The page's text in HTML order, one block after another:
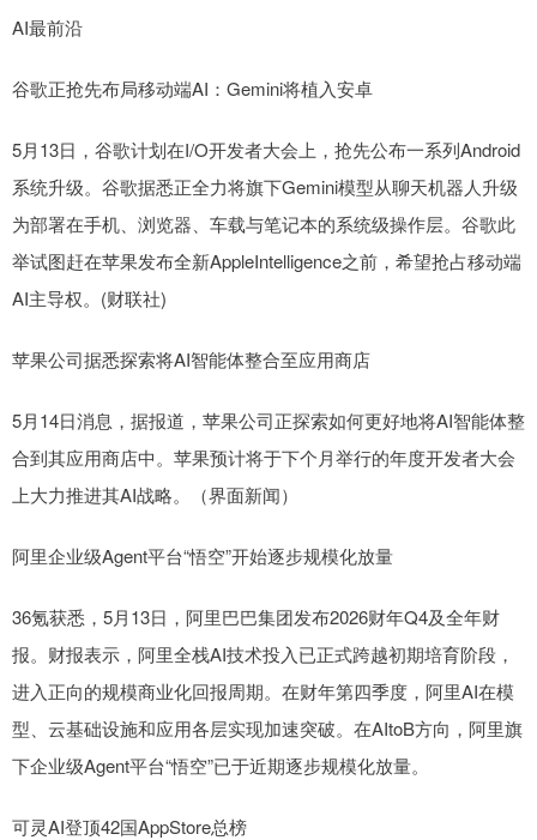
AI最前沿
谷歌正抢先布局移动端AI：Gemini将植入安卓
5月13日，谷歌计划在I/O开发者大会上，抢先公布一系列Android
系统升级。谷歌据悉正全力将旗下Gemini模型从聊天机器人升级
为部署在手机、浏览器、车载与笔记本的系统级操作层。谷歌此
举试图赶在苹果发布全新AppleIntelligence之前，希望抢占移动端
AI主导权。(财联社)
苹果公司据悉探索将AI智能体整合至应用商店
5月14日消息，据报道，苹果公司正探索如何更好地将AI智能体整
合到其应用商店中。苹果预计将于下个月举行的年度开发者大会
上大力推进其AI战略。（界面新闻）
阿里企业级Agent平台“悟空”开始逐步规模化放量
36氪获悉，5月13日，阿里巴巴集团发布2026财年Q4及全年财
报。财报表示，阿里全栈AI技术投入已正式跨越初期培育阶段，
进入正向的规模商业化回报周期。在财年第四季度，阿里AI在模
型、云基础设施和应用各层实现加速突破。在AItoB方向，阿里旗
下企业级Agent平台“悟空”已于近期逐步规模化放量。
可灵AI登顶42国AppStore总榜